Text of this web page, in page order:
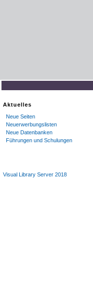
Aktuelles
Neue Seiten
Neuerwerbungslisten
Neue Datenbanken
Führungen und Schulungen
Visual Library Server 2018